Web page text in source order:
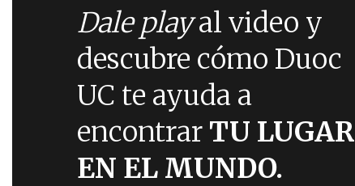
Dale playal video y
descubre cómo Duoc
UC te ayuda a
encontrar TU LUGAR
EN EL MUNDO.